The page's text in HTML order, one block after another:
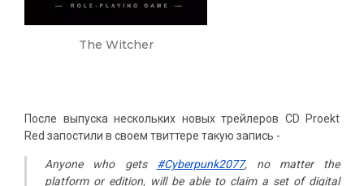
The Witcher
После выпуска нескольких новых трейлеров CD Proekt
Red запостили в своем твиттере такую запись -
Anyone who gets #Cyberpunk2077, no matter the
platform or edition, will be able to claim a set of digital